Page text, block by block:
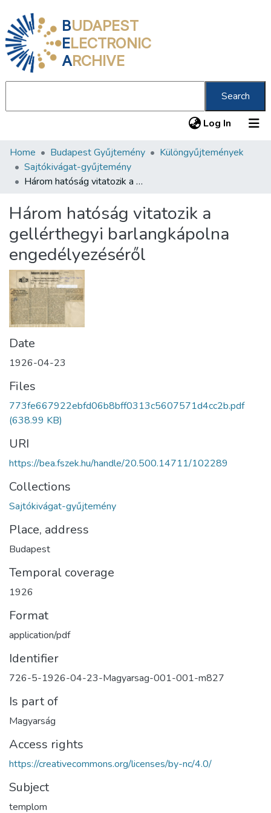
BUDAPEST
ELECTRONIC
ARCHIVE
Search
Log In (current)
Communities & Collections
All of DSpace
About us
Home Budapest Gyűjtemény
Különgyűjtemények
Sajtókivágat-gyűjtemény
Három hatóság vitatozik a gellérthegyi barlangkápolna engedélyezéséről
Három hatóság vitatozik a
gellérthegyi barlangkápolna
engedélyezéséről
Date
1926-04-23
Files
773fe667922ebfd06b8bff0313c5607571d4cc2b.pdf
(638.99 KB)
URI
https://bea.fszek.hu/handle/20.500.14711/102289
Collections
Sajtókivágat-gyűjtemény
Place, address
Budapest
Temporal coverage
1926
Format
application/pdf
Identifier
726-5-1926-04-23-Magyarsag-001-001-m827
Is part of
Magyarság
Access rights
https://creativecommons.org/licenses/by-nc/4.0/
Subject
templom